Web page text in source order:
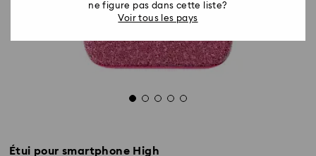
Étui pour smartphone High
ne figure pas dans cette liste?
Voir tous les pays